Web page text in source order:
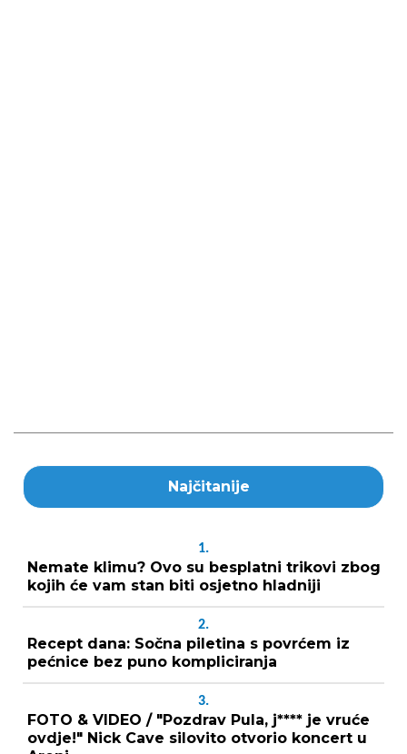
Najčitanije
1.
Nemate klimu? Ovo su besplatni trikovi zbog
kojih će vam stan biti osjetno hladniji
2.
Recept dana: Sočna piletina s povrćem iz
pećnice bez puno kompliciranja
3.
FOTO & VIDEO / "Pozdrav Pula, j**** je vruće
ovdje!" Nick Cave silovito otvorio koncert u